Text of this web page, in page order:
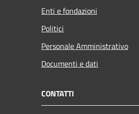
Enti e fondazioni
Politici
Personale Amministrativo
Documenti e dati
CONTATTI